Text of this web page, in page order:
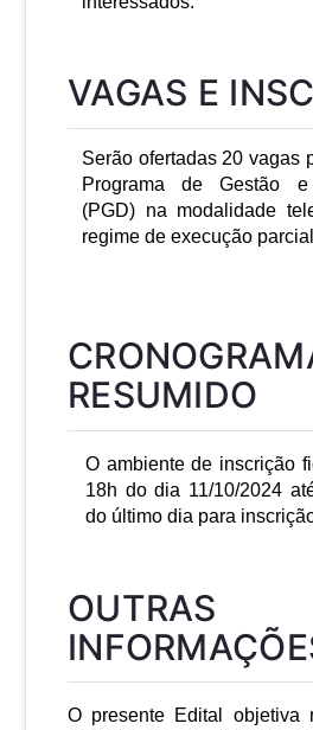
VAGAS E
Serão ofertadas 20 vagas
Programa de Gestão e
(PGD) na modalidade
regime de execução
RESUMIDO
O ambiente de inscrição
18h do dia 11/10/2024
do último dia para
OUTRAS
O presente Edital objetiva